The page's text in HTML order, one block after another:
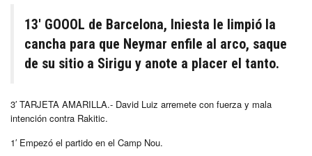
13′ GOOOL de Barcelona, Iniesta le limpió la
cancha para que Neymar enfile al arco, saque
de su sitio a Sirigu y anote a placer el tanto.
3′ TARJETA AMARILLA.- David Luiz arremete con fuerza y mala
intención contra Rakitic.
1′ Empezó el partido en el Camp Nou.